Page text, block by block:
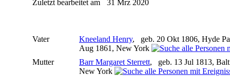
Zuletzt bearbeitet am
31 Mrz 2020
Vater Kneeland Henry, geb. 20 Okt 1806, Hyde
Aug 1861, New York
Mutter
Barr Margaret Sterrett, geb. 13 Jul 1813,
New York